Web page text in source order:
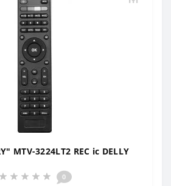
MTV-3224LT2 REC ic DELLY
0